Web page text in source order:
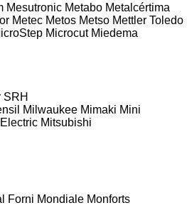
Mesutronic Metabo Metalcértima
Metec Metos Metso Mettler Toledo
Microcut Miedema
SRH
Milwaukee Mimaki Mini
Mitsubishi
Forni Mondiale Monforts